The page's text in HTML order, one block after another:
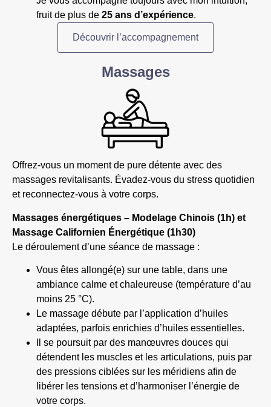
fruit de plus de 25 ans d’expérience.
Découvrir l’accompagnement
Massages
Offrez-vous un moment de pure détente avec des
massages revitalisants. Évadez-vous du stress quotidien
et reconnectez-vous à votre corps.
Massages énergétiques – Modelage Chinois (1h) et
Massage Californien Énergétique (1h30)
Le déroulement d’une séance de massage :
Vous êtes allongé(e) sur une table, dans une
ambiance calme et chaleureuse (température d’au
moins 25 °C).
Le massage débute par l’application d’huiles
adaptées, parfois enrichies d’huiles essentielles.
Il se poursuit par des manœuvres douces qui
détendent les muscles et les articulations, puis par
des pressions ciblées sur les méridiens afin de
libérer les tensions et d’harmoniser l’énergie de
votre corps.